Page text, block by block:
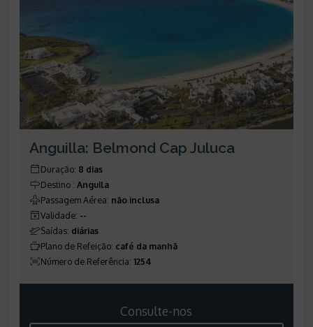
Anguilla: Belmond Cap Juluca
Duração: 8 dias
Destino : Anguila
Passagem Aérea: não inclusa
Validade: --
Saídas: diárias
Plano de Refeição: café da manhã
Número de Referência: 1254
Consulte-nos